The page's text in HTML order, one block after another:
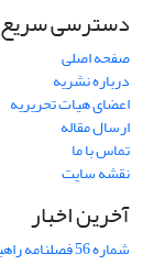
دسترسی سریع
صفحه اصلی
درباره نشریه
اعضای هیات تحریریه
ارسال مقاله
تماس با ما
نقشه سایت
آخرین اخبار
شماره 56 فصلنامه راهبرد فرهنگ منتشر شد